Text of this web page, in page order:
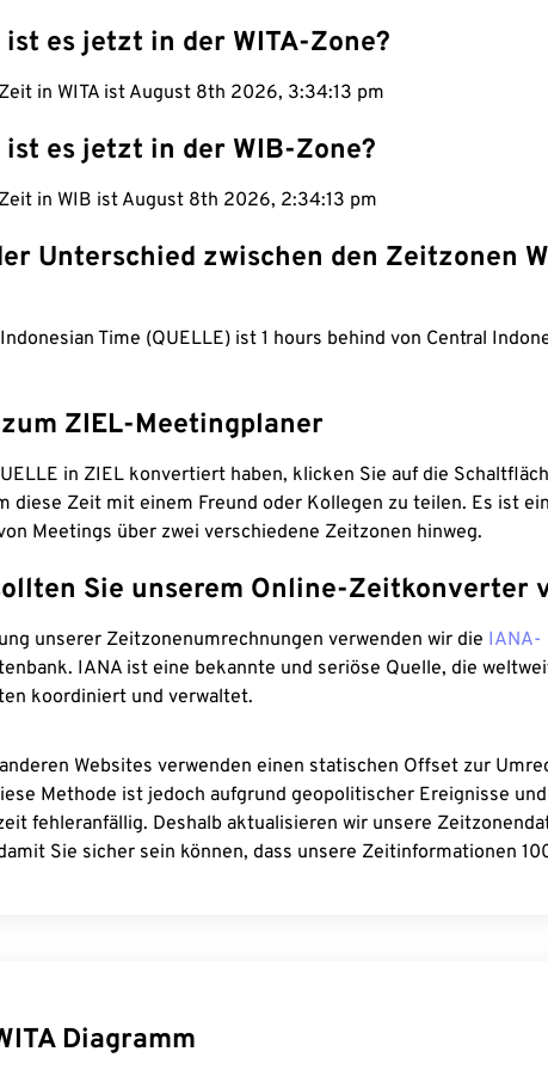
ist es jetzt in der WITA-Zone?
in WITA ist August 8th 2026, 3:34:13 pm
ist es jetzt in der WIB-Zone?
in WIB ist August 8th 2026, 2:34:13 pm
Unterschied zwischen den Zeitzonen
Time (QUELLE) ist 1 hours behind von Central
zum ZIEL-Meetingplaner
in ZIEL konvertiert haben, klicken Sie auf die
diese Zeit mit einem Freund oder Kollegen zu teilen. Es ist
Meetings über zwei verschiedene Zeitzonen hinweg.
Sie unserem Online-Zeitkonverter
unserer Zeitzonenumrechnungen verwenden wir die IANA-
IANA ist eine bekannte und seriöse Quelle, die
koordiniert und verwaltet.
Websites verwenden einen statischen Offset zur
Methode ist jedoch aufgrund geopolitischer Ereignisse
fehleranfällig. Deshalb aktualisieren wir unsere
Sie sicher sein können, dass unsere Zeitinformationen
Diagramm